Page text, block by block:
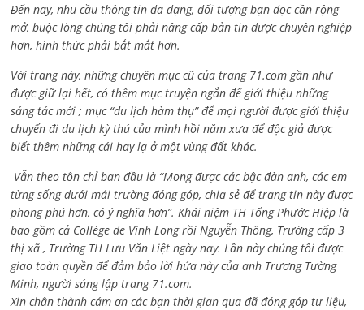
Đến nay, nhu cầu thông tin đa dạng, đối tượng bạn đọc cần rộng
mở, buộc lòng chúng tôi phải nâng cấp bản tin được chuyên nghiệp
hơn, hình thức phải bắt mắt hơn.
Với trang này, những chuyên mục cũ của trang 71.com gần như
được giữ lại hết, có thêm mục truyện ngắn để giới thiệu những
sáng tác mới ; mục “du lịch hàm thụ” để mọi người được giới thiệu
chuyến đi du lịch kỳ thú của mình hồi năm xưa để độc giả được
biết thêm những cái hay lạ ở một vùng đất khác.
Vẫn theo tôn chỉ ban đầu là “Mong được các bậc đàn anh, các em
từng sống dưới mái trường đóng góp, chia sẻ để trang tin này được
phong phú hơn, có ý nghĩa hơn”. Khái niệm TH Tống Phước Hiệp là
bao gồm cả Collège de Vinh Long rồi Nguyễn Thông, Trường cấp 3
thị xã , Trường TH Lưu Văn Liệt ngày nay. Lần này chúng tôi được
giao toàn quyền để đảm bảo lời hứa này của anh Trương Tường
Minh, người sáng lập trang 71.com.
Xin chân thành cám ơn các bạn thời gian qua đã đóng góp tư liệu,